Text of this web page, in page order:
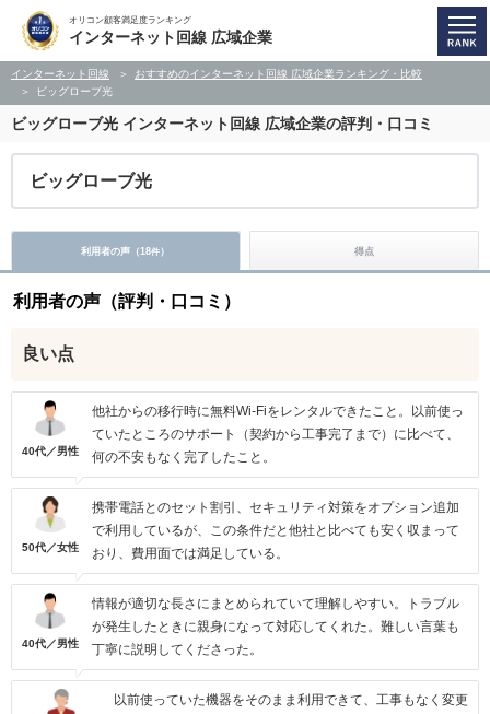
オリコン顧客満足度ランキング
インターネット回線 広域企業
インターネット回線
おすすめのインターネット回線 広域企業ランキング・比較
ビッグローブ光
ビッグローブ光 インターネット回線 広域企業の評判・口コミ
ビッグローブ光
利用者の声（18件） 得点
利用者の声（評判・口コミ）
良い点
40代／男性
他社からの移行時に無料Wi-Fiをレンタルできたこと。以前使っ
ていたところのサポート（契約から工事完了まで）に比べて、
何の不安もなく完了したこと。
50代／女性
携帯電話とのセット割引、セキュリティ対策をオプション追加
で利用しているが、この条件だと他社と比べても安く収まって
おり、費用面では満足している。
40代／男性
情報が適切な長さにまとめられていて理解しやすい。トラブル
が発生したときに親身になって対応してくれた。難しい言葉も
丁寧に説明してくださった。
以前使っていた機器をそのまま利用できて、工事もなく変更